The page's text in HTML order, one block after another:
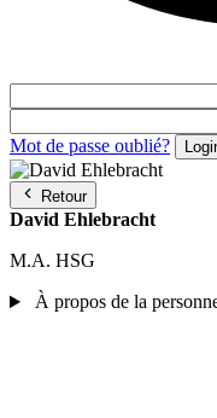
Mot de passe oublié?
Retour
David Ehlebracht
M.A. HSG
À propos de la